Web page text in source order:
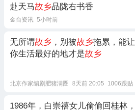
赴天马故乡品陇右书香
金台资讯 5小时前
无所谓故乡 ，别被故乡拖累，能让
你生活最好的地才是故乡
北京作家编剧肥猪满圈 8天前 20:05 1006跟贴
1986年，白崇禧女儿偷偷回桂林，